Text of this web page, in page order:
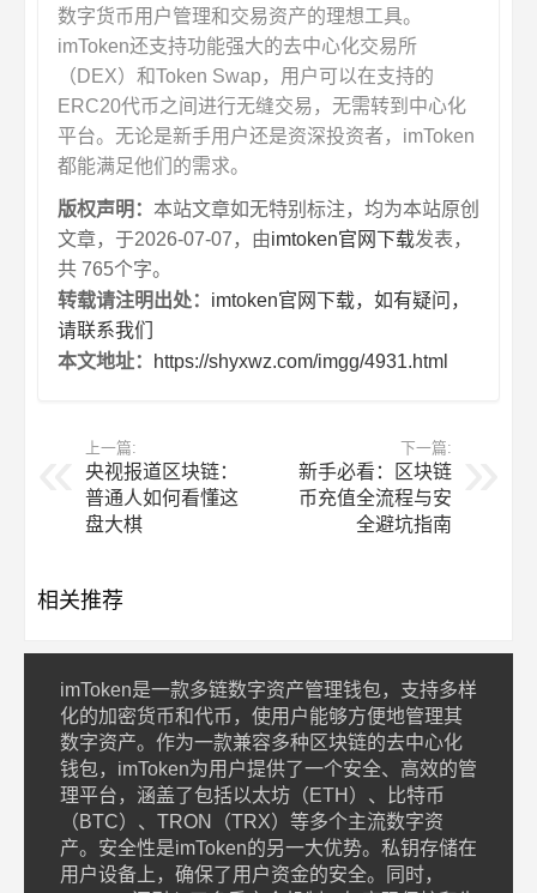
数字货币用户管理和交易资产的理想工具。
imToken还支持功能强大的去中心化交易所
（DEX）和Token Swap，用户可以在支持的
ERC20代币之间进行无缝交易，无需转到中心化
平台。无论是新手用户还是资深投资者，imToken
都能满足他们的需求。
版权声明： 本站文章如无特别标注，均为本站原创
文章，于2026-07-07，由imtoken官网下载发表，
共 765个字。
转载请注明出处： imtoken官网下载，如有疑问，
请联系我们
本文地址：
https://shyxwz.com/imgg/4931.html
上一篇:
央视报道区块链：
普通人如何看懂这
盘大棋
下一篇:
新手必看：区块链
币充值全流程与安
全避坑指南
相关推荐
imToken是一款多链数字资产管理钱包，支持多样
化的加密货币和代币，使用户能够方便地管理其
数字资产。作为一款兼容多种区块链的去中心化
钱包，imToken为用户提供了一个安全、高效的管
理平台，涵盖了包括以太坊（ETH）、比特币
（BTC）、TRON（TRX）等多个主流数字资
产。安全性是imToken的另一大优势。私钥存储在
用户设备上，确保了用户资金的安全。同时，